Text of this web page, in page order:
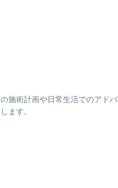
施術計画や日常生活でのアドバ
ます。